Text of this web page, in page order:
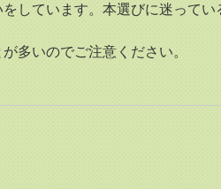
しています。本選びに迷って
多いのでご注意ください。